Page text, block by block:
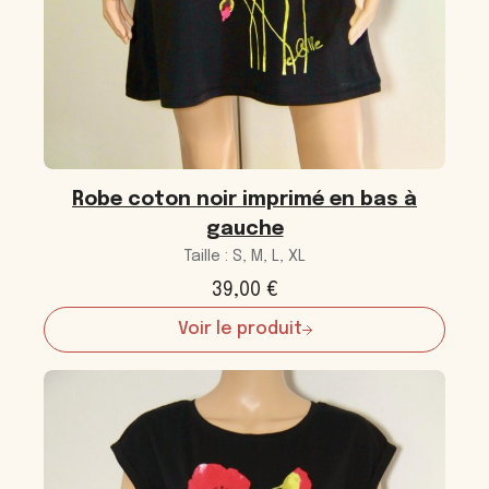
Robe coton noir imprimé en bas à
gauche
Taille : S, M, L, XL
39,00 €
Voir le produit
:
Robe
coton
imprimé
bas
gauche